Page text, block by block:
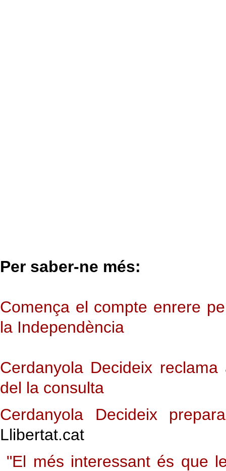
Per saber-ne més:
Comença el compte enrere
la Independència
Cerdanyola Decideix
del la consulta
Cerdanyola Decideix
Llibertat.cat
"El més interessant és que